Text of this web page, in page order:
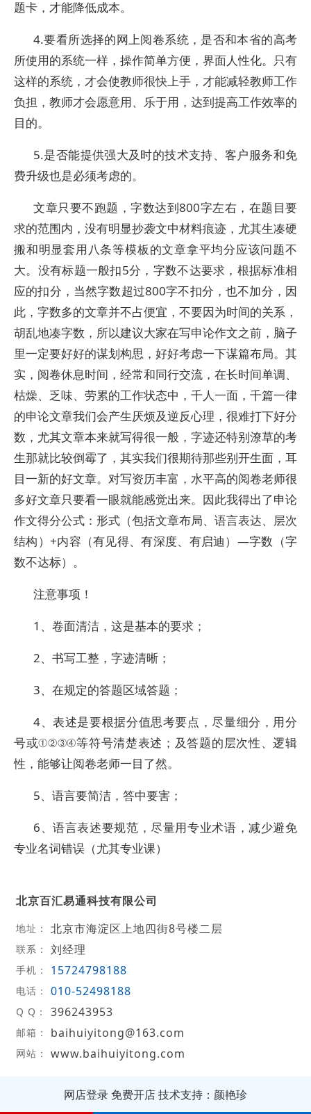
题卡，才能降低成本。
4.要看所选择的网上阅卷系统，是否和本省的高考
所使用的系统一样，操作简单方便，界面人性化。只有
这样的系统，才会使教师很快上手，才能减轻教师工作
负担，教师才会愿意用、乐于用，达到提高工作效率的
目的。
5.是否能提供强大及时的技术支持、客户服务和免
费升级也是必须考虑的。
文章只要不跑题，字数达到800字左右，在题目要
求的范围内，没有明显抄袭文中材料痕迹，尤其生凑硬
搬和明显套用八条等模板的文章拿平均分应该问题不
大。没有标题一般扣5分，字数不达要求，根据标准相
应的扣分，当然字数超过800字不扣分，也不加分，因
此，字数多的文章并不占便宜，不要因为时间的关系，
胡乱地凑字数，所以建议大家在写申论作文之前，脑子
里一定要好好的谋划构思，好好考虑一下谋篇布局。其
实，阅卷休息时间，经常和同行交流，在长时间单调、
枯燥、乏味、劳累的工作状态中，千人一面，千篇一律
的申论文章我们会产生厌烦及逆反心理，很难打下好分
数，尤其文章本来就写得很一般，字迹还特别潦草的考
生那就比较倒霉了，其实我们很期待那些别开生面，耳
目一新的好文章。对写资历丰富，水平高的阅卷老师很
多好文章只要看一眼就能感觉出来。因此我得出了申论
作文得分公式：形式（包括文章布局、语言表达、层次
结构）+内容（有见得、有深度、有启迪）—字数（字
数不达标）。
注意事项！
1、卷面清洁，这是基本的要求；
2、书写工整，字迹清晰；
3、在规定的答题区域答题；
4、表述是要根据分值思考要点，尽量细分，用分
号或①②③④等符号清楚表述；及答题的层次性、逻辑
性，能够让阅卷老师一目了然。
5、语言要简洁，答中要害；
6、语言表述要规范，尽量用专业术语，减少避免
专业名词错误（尤其专业课）
北京百汇易通科技有限公司
地址： 北京市海淀区上地四街8号楼二层
联系： 刘经理
手机： 15724798188
电话： 010-52498188
Q Q： 396243953
邮箱： baihuiyitong@163.com
网站： www.baihuiyitong.com
网店登录 免费开店技术支持：颜艳珍